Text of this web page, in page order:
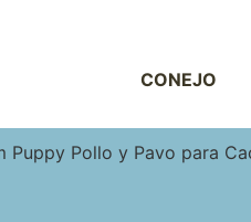
CONEJO
Puppy Pollo y Pavo para